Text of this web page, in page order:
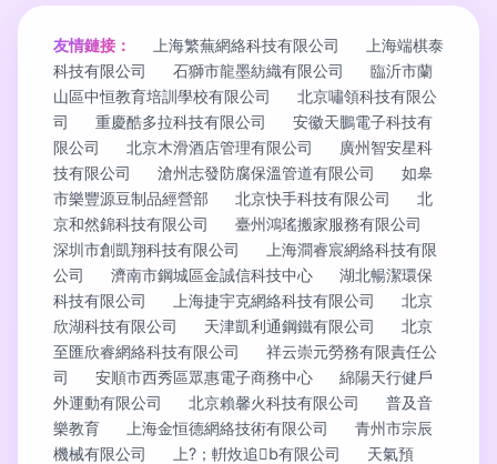
友情鏈接： 上海繁蕪網絡科技有限公司
上海端棋泰
科技有限公司
石獅市龍墨紡織有限公司
臨沂市蘭
山區中恒教育培訓學校有限公司
北京嘯領科技有限公
司
重慶酷多拉科技有限公司
安徽天鵬電子科技有
限公司
北京木滑酒店管理有限公司
廣州智安星科
技有限公司
滄州志發防腐保溫管道有限公司
如皋
市樂豐源豆制品經營部
北京快手科技有限公司
北
京和然錦科技有限公司
臺州鴻瑤搬家服務有限公司
深圳市創凱翔科技有限公司
上海澗睿宸網絡科技有限
公司
濟南市鋼城區金誠信科技中心
湖北暢潔環保
科技有限公司
上海捷宇克網絡科技有限公司
北京
欣湖科技有限公司
天津凱利通鋼鐵有限公司
北京
至匯欣睿網絡科技有限公司
祥云崇元勞務有限責任公
司
安順市西秀區眾惠電子商務中心
綿陽天行健戶
外運動有限公司
北京賴馨火科技有限公司
普及音
樂教育
上海金恒德網絡技術有限公司
青州市宗辰
機械有限公司
上?；輧炇追b有限公司
天氣預